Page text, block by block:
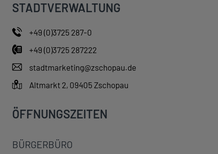
STADTVERWALTUNG
+49 (0)3725 287-0
+49 (0)3725 287222
stadtmarketing@zschopau.de
Altmarkt 2, 09405 Zschopau
ÖFFNUNGSZEITEN
BÜRGERBÜRO